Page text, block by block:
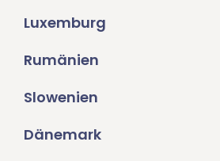
Luxemburg
Rumänien
Slowenien
Dänemark